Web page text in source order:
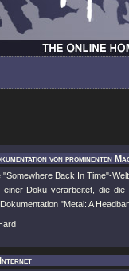
von prominenten
"Somewhere Back In Time"-
einer Doku verarbeitet, die
"Metal: A
Internet